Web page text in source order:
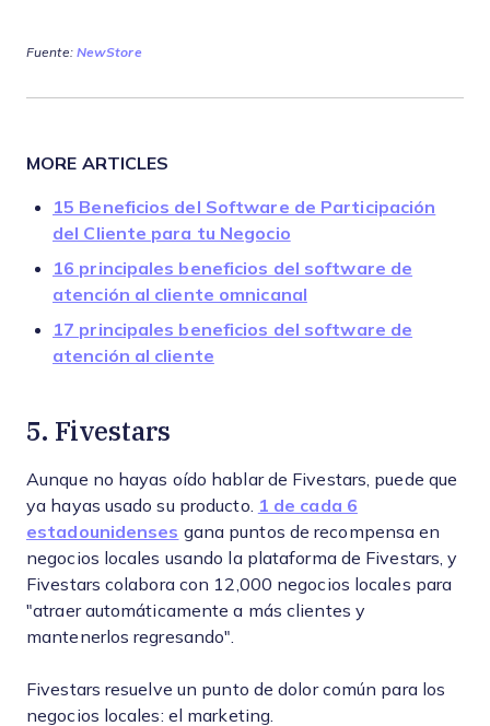
Fuente:NewStore
MORE ARTICLES
15 Beneficios del Software de Participación
del Cliente para tu Negocio
16 principales beneficios del software de
atención al cliente omnicanal
17 principales beneficios del software de
atención al cliente
5. Fivestars
Aunque no hayas oído hablar de Fivestars, puede que
ya hayas usado su producto. 1 de cada 6
estadounidenses gana puntos de recompensa en
negocios locales usando la plataforma de Fivestars, y
Fivestars colabora con 12,000 negocios locales para
"atraer automáticamente a más clientes y
mantenerlos regresando".
Fivestars resuelve un punto de dolor común para los
negocios locales: el marketing.